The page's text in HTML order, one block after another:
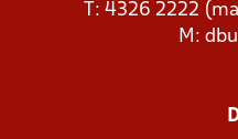
T: 4326 2222
M: